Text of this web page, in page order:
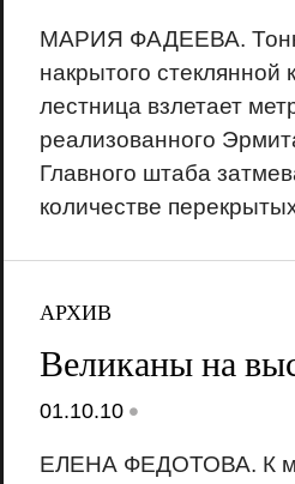
МАРИЯ ФАДЕЕВА.
накрытого
лестница взлетает
реализованного
Главного штаба
количестве
АРХИВ
Великаны на
01.10.10 •
ЕЛЕНА ФЕДОТОВА. К